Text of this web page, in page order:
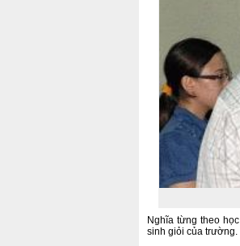
Nghĩa từng theo
sinh giỏi của trường.